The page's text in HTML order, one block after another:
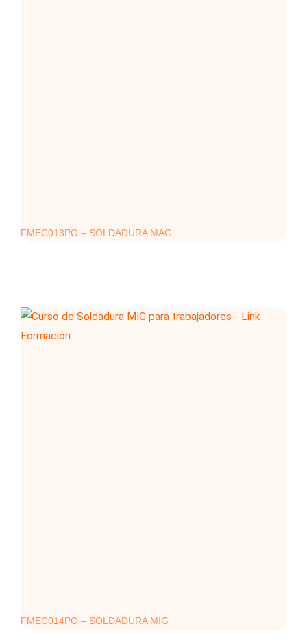
FMEC013PO – SOLDADURA MAG
FMEC014PO – SOLDADURA MIG